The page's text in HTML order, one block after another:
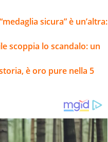
sicura” è un’altra:
scoppia lo scandalo: un
è oro pure nella 5